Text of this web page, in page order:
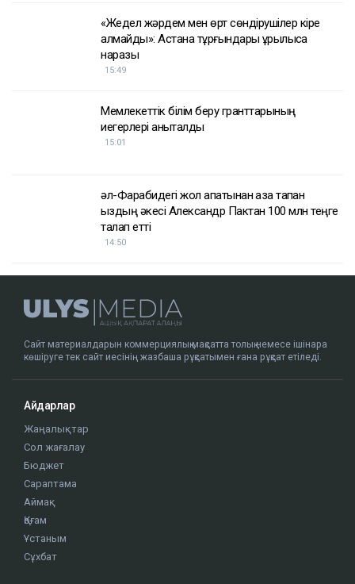
«Жедел жәрдем мен өрт сөндірушілер кіре
алмайды»: Астана тұрғындары құрылысқа
наразы
15:49
Мемлекеттік білім беру гранттарының
иегерлері анықталды
15:01
әл-Фарабидегі жол апатынан қаза тапқан
қыздың әкесі Александр Пактан 100 млн теңге
талап етті
14:50
Сайт материалдарын коммерциялық мақсатта толық немесе ішінара
көшіруге тек сайт иесінің жазбаша рұқсатымен ғана рұқсат етіледі.
Айдарлар
Жаңалықтар
Сол жағалау
Бюджет
Сараптама
Аймақ
Қоғам
Ұстаным
Сұхбат